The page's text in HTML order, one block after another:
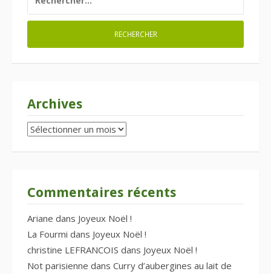
Archives
Archives
Commentaires récents
Ariane dans Joyeux Noël !
La Fourmi dans Joyeux Noël !
christine LEFRANCOIS dans Joyeux Noël !
Not parisienne dans Curry d’aubergines au lait de